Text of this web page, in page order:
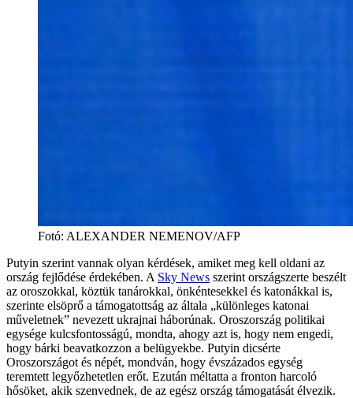
Fotó: ALEXANDER NEMENOV/AFP
Putyin szerint vannak olyan kérdések, amiket meg kell oldani az
ország fejlődése érdekében. A Sky News szerint országszerte beszélt
az oroszokkal, köztük tanárokkal, önkéntesekkel és katonákkal is,
szerinte elsöprő a támogatottság az általa „különleges katonai
műveletnek” nevezett ukrajnai háborúnak. Oroszország politikai
egysége kulcsfontosságú, mondta, ahogy azt is, hogy nem engedi,
hogy bárki beavatkozzon a belügyekbe. Putyin dicsérte
Oroszországot és népét, mondván, hogy évszázados egység
teremtett legyőzhetetlen erőt. Ezután méltatta a fronton harcoló
hősöket, akik szenvednek, de az egész ország támogatását élvezik.